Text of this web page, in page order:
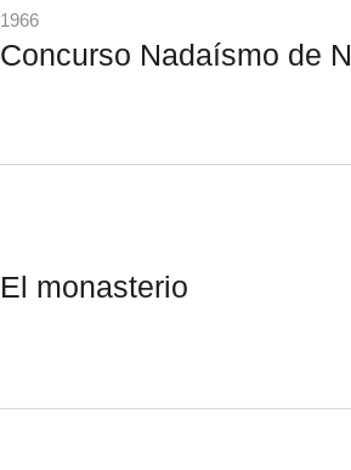
1966
Concurso Nadaísmo de
El monasterio